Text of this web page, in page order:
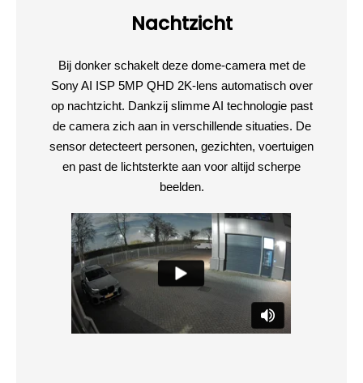
Nachtzicht
Bij donker schakelt deze dome-camera met de
Sony AI ISP 5MP QHD 2K-lens automatisch over
op nachtzicht. Dankzij slimme AI technologie past
de camera zich aan in verschillende situaties. De
sensor detecteert personen, gezichten, voertuigen
en past de lichtsterkte aan voor altijd scherpe
beelden.